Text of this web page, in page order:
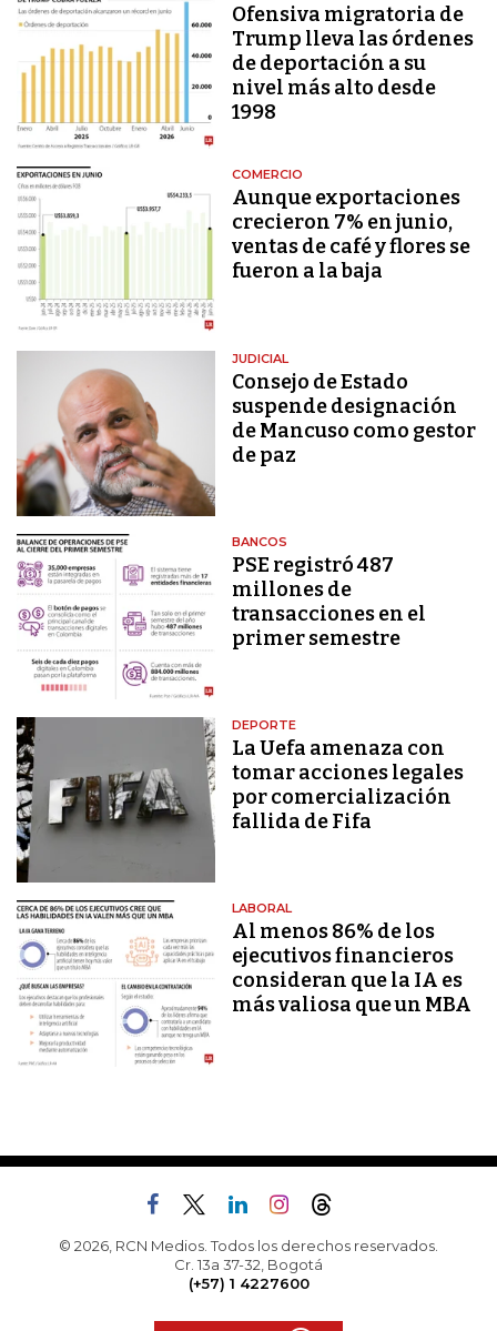
Ofensiva migratoria de
Trump lleva las órdenes
de deportación a su
nivel más alto desde
1998
COMERCIO
Aunque exportaciones
crecieron 7% en junio,
ventas de café y flores se
fueron a la baja
JUDICIAL
Consejo de Estado
suspende designación
de Mancuso como gestor
de paz
BANCOS
PSE registró 487
millones de
transacciones en el
primer semestre
DEPORTE
La Uefa amenaza con
tomar acciones legales
por comercialización
fallida de Fifa
LABORAL
Al menos 86% de los
ejecutivos financieros
consideran que la IA es
más valiosa que un MBA
© 2026, RCN Medios. Todos los derechos reservados.
Cr. 13a 37-32, Bogotá
(+57) 1 4227600